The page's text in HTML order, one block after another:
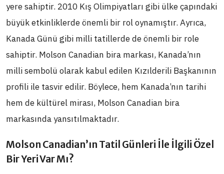
yere sahiptir. 2010 Kış Olimpiyatları gibi ülke çapındaki
büyük etkinliklerde önemli bir rol oynamıştır. Ayrıca,
Kanada Günü gibi milli tatillerde de önemli bir role
sahiptir. Molson Canadian bira markası, Kanada’nın
milli sembolü olarak kabul edilen Kızılderili Başkanının
profili ile tasvir edilir. Böylece, hem Kanada’nın tarihi
hem de kültürel mirası, Molson Canadian bira
markasında yansıtılmaktadır.
Molson Canadian’ın Tatil Günleri İle İlgili Özel
Bir Yeri Var Mı?